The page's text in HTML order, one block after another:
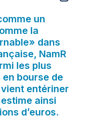
un
la
dans
NamR
les plus
bourse de
entériner
ainsi
d’euros.